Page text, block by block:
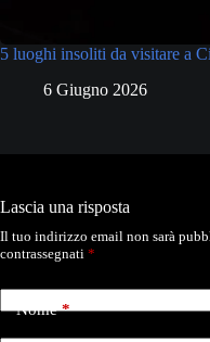
5 luoghi insoliti da visitare a
6 Giugno 2026
Lascia una risposta
Il tuo indirizzo email non sarà
contrassegnati *
Nome*